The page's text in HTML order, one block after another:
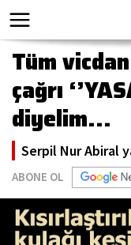
Tüm
çağrı
diyelim…
Serpil Nur Abiral
ABONE OL